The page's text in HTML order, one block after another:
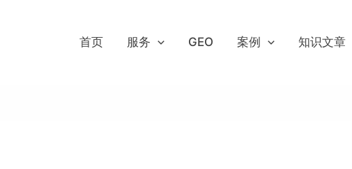
首页 服务 GEO 案例 知识文章